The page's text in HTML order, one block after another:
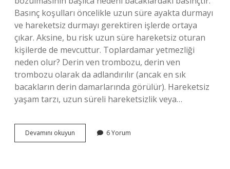
Basınç koşulları öncelikle uzun süre ayakta durmayı
ve hareketsiz durmayı gerektiren işlerde ortaya
çıkar. Aksine, bu risk uzun süre hareketsiz oturan
kişilerde de mevcuttur. Toplardamar yetmezliği
neden olur? Derin ven trombozu, derin ven
trombozu olarak da adlandırılır (ancak en sık
bacakların derin damarlarında görülür). Hareketsiz
yaşam tarzı, uzun süreli hareketsizlik veya…
Devamını okuyun Toplardamar
Neden
6 Yorum